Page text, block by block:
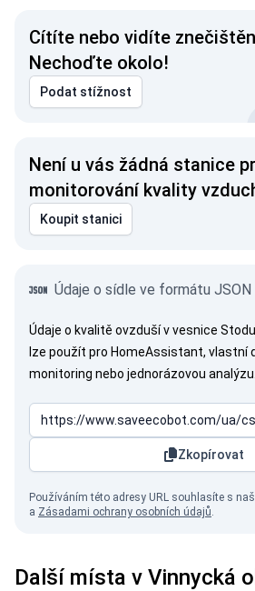
Cítíte nebo vidíte
Nechoďte okolo!
Podat stížnost
Není u vás žádná stanice
monitorování kvality
Koupit stanici
Údaje o sídle ve formátu JSON
Údaje o kvalitě ovzduší v vesnice
lze použít pro HomeAssistant, vlastní
monitoring nebo jednorázovou analýzu.
Zkopírovat
Používáním této adresy URL souhlasíte s
a Zásadami ochrany osobních údajů.
Další místa v Vinnycká